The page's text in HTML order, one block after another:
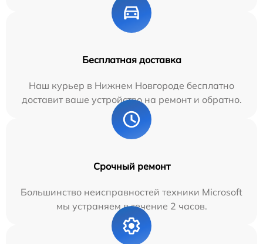
Бесплатная доставка
Наш курьер в Нижнем Новгороде бесплатно
доставит ваше устройство на ремонт и обратно.
Срочный ремонт
Большинство неисправностей техники Microsoft
мы устраняем в течение 2 часов.